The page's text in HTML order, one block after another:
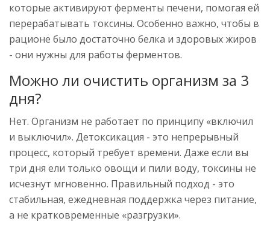
которые активируют ферменты печени, помогая ей
перерабатывать токсины. Особенно важно, чтобы в
рационе было достаточно белка и здоровых жиров
- они нужны для работы ферментов.
Можно ли очистить организм за 3
дня?
Нет. Организм не работает по принципу «включил
и выключил». Детоксикация - это непрерывный
процесс, который требует времени. Даже если вы
три дня ели только овощи и пили воду, токсины не
исчезнут мгновенно. Правильный подход - это
стабильная, ежедневная поддержка через питание,
а не кратковременные «разгрузки».